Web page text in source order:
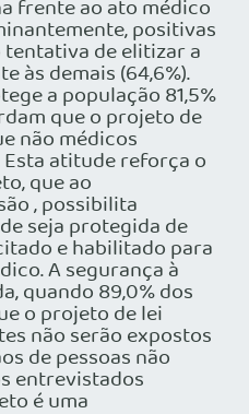
frente ao ato médico
positivas
tentativa de elitizar a
às demais (64,6%).
a população 81,5%
que o projeto de
não médicos
atitude reforça o
que ao
, possibilita
seja protegida de
e habilitado para
A segurança à
quando 89,0% dos
o projeto de lei
não serão expostos
de pessoas não
entrevistados
é uma